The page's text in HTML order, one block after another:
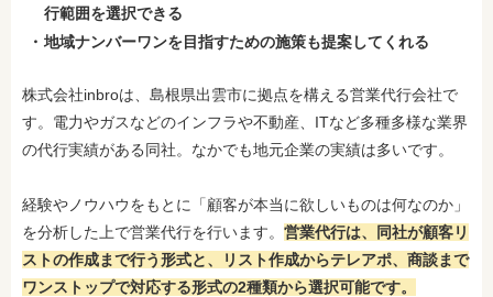
行範囲を選択できる
地域ナンバーワンを目指すための施策も提案してくれる
株式会社inbroは、島根県出雲市に拠点を構える営業代行会社で
す。電力やガスなどのインフラや不動産、ITなど多種多様な業界
の代行実績がある同社。なかでも地元企業の実績は多いです。
経験やノウハウをもとに「顧客が本当に欲しいものは何なのか」
を分析した上で営業代行を行います。 営業代行は、同社が顧客リ
ストの作成まで行う形式と、リスト作成からテレアポ、商談まで
ワンストップで対応する形式の2種類から選択可能です。